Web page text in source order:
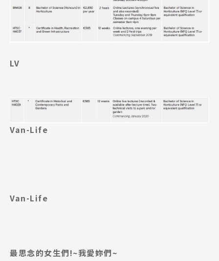
LV
Van-Life
Van-Life
最思念的女生們!~我愛妳們~